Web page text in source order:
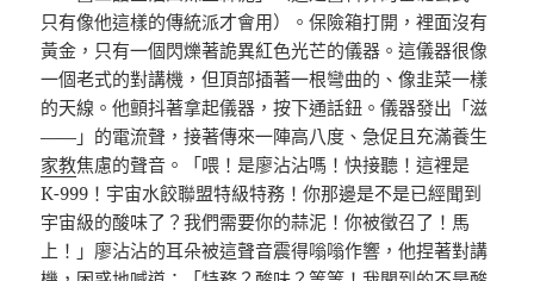
只有像他這樣的傳統派才會用）。保險箱打開，裡面沒有
黃金，只有一個閃爍著詭異紅色光芒的儀器。這儀器很像
一個老式的對講機，但頂部插著一根彎曲的、像韭菜一樣
的天線。他顫抖著拿起儀器，按下通話鈕。儀器發出「滋
——」的電流聲，接著傳來一陣高八度、急促且充滿養生
家教焦慮的聲音。「喂！是廖沾沾嗎！快接聽！這裡是
K-999！宇宙水餃聯盟特級特務！你那邊是不是已經聞到
宇宙級的酸味了？我們需要你的蒜泥！你被徵召了！馬
上！」廖沾沾的耳朵被這聲音震得嗡嗡作響，他捏著對講